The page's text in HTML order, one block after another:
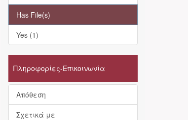
Has File(s)
Yes (1)
Πληροφορίες-Επικοινωνία
Απόθεση
Σχετικά με